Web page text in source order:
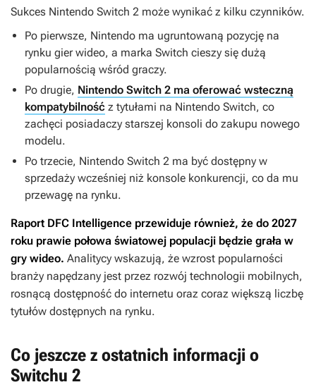
Sukces Nintendo Switch 2 może wynikać z kilku czynników.
Po pierwsze, Nintendo ma ugruntowaną pozycję na
rynku gier wideo, a marka Switch cieszy się dużą
popularnością wśród graczy.
Po drugie, Nintendo Switch 2 ma oferować wsteczną
kompatybilność z tytułami na Nintendo Switch, co
zachęci posiadaczy starszej konsoli do zakupu nowego
modelu.
Po trzecie, Nintendo Switch 2 ma być dostępny w
sprzedaży wcześniej niż konsole konkurencji, co da mu
przewagę na rynku.
Raport DFC Intelligence przewiduje również, że do 2027
roku prawie połowa światowej populacji będzie grała w
gry wideo. Analitycy wskazują, że wzrost popularności
branży napędzany jest przez rozwój technologii mobilnych,
rosnącą dostępność do internetu oraz coraz większą liczbę
tytułów dostępnych na rynku.
Co jeszcze z ostatnich informacji o
Switchu 2